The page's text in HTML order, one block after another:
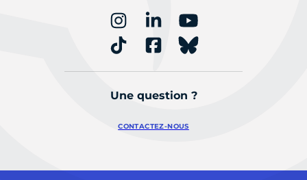
Une question ?
CONTACTEZ-NOUS